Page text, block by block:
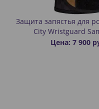
Защита запястья для
City Wristguard
Цена: 7 900